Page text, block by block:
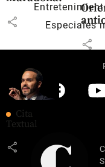
share
share
Cita
Textual
share
Especiales